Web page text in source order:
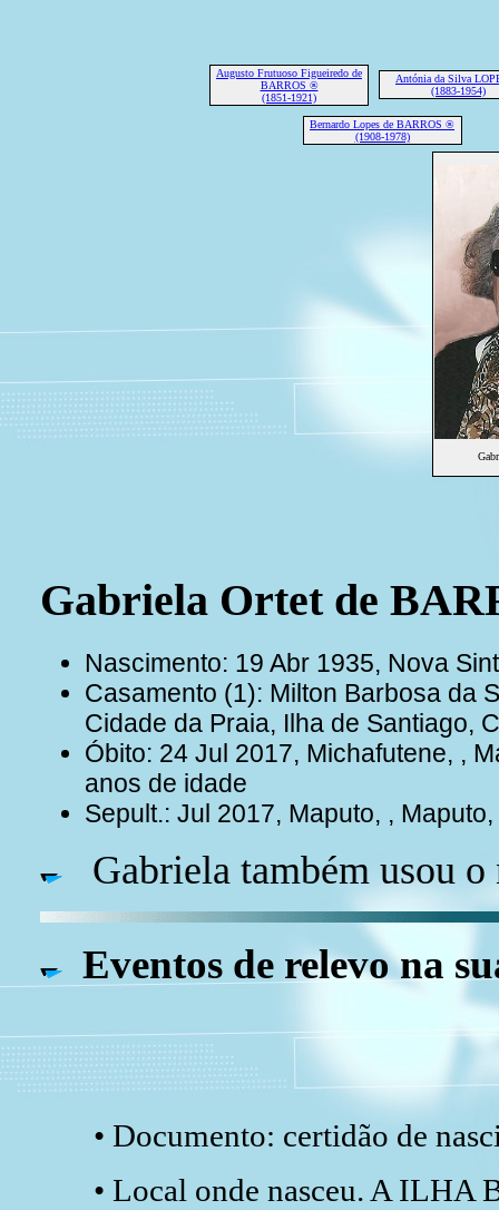
Augusto Frutuoso Figueiredo de
BARROS ®
(1851-1921)
Antónia da Silva
(1883-1954)
Bernardo Lopes de BARROS ®
(1908-1978)
Gabriela Ortet de
Nascimento: 19 Abr 1935, Nova
Casamento (1): Milton Barbosa da
Cidade da Praia, Ilha de Santiago,
Óbito: 24 Jul 2017, Michafutene, ,
anos de idade
Sepult.: Jul 2017, Maputo, ,
Gabriela também usou o
Eventos de relevo na
• Documento: certidão de
• Local onde nasceu. A ILHA